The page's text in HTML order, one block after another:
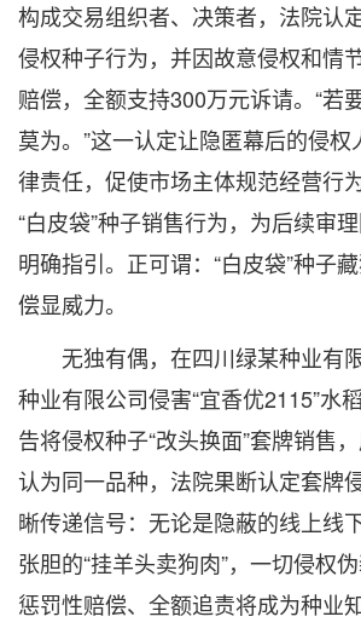
构成交易组织者、决策者，法院认
侵权种子行为，并因故意侵权和情
赔偿，全额支持300万元诉请。“若
莫为。”这一认定让隐匿幕后的侵
律责任，促使市场主体规范经营行
“白皮袋”种子销售行为，为后续审
明确指引。正可谓：“白皮袋”种子
偿显威力。
无独有偶，在四川绿某种业有
种业有限公司侵害“宜香优2115”水
告将侵权种子“改头换面”套牌销售
认为同一品种，法院果断认定套牌
晰传递信号：无论是隐蔽的线上线
张胆的“挂羊头卖狗肉”，一切侵权伪
惩罚性赔偿、全额追责将成为种业